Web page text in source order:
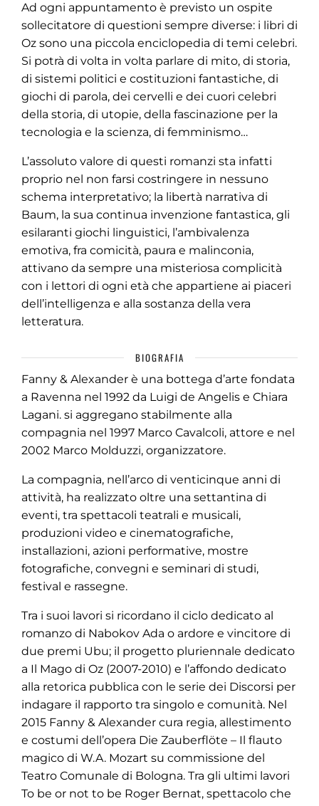
Ad ogni appuntamento è previsto un ospite
sollecitatore di questioni sempre diverse: i libri di
Oz sono una piccola enciclopedia di temi celebri.
Si potrà di volta in volta parlare di mito, di storia,
di sistemi politici e costituzioni fantastiche, di
giochi di parola, dei cervelli e dei cuori celebri
della storia, di utopie, della fascinazione per la
tecnologia e la scienza, di femminismo…
L’assoluto valore di questi romanzi sta infatti
proprio nel non farsi costringere in nessuno
schema interpretativo; la libertà narrativa di
Baum, la sua continua invenzione fantastica, gli
esilaranti giochi linguistici, l’ambivalenza
emotiva, fra comicità, paura e malinconia,
attivano da sempre una misteriosa complicità
con i lettori di ogni età che appartiene ai piaceri
dell’intelligenza e alla sostanza della vera
letteratura.
BIOGRAFIA
Fanny & Alexander è una bottega d’arte fondata
a Ravenna nel 1992 da Luigi de Angelis e Chiara
Lagani. si aggregano stabilmente alla
compagnia nel 1997 Marco Cavalcoli, attore e nel
2002 Marco Molduzzi, organizzatore.
La compagnia, nell’arco di venticinque anni di
attività, ha realizzato oltre una settantina di
eventi, tra spettacoli teatrali e musicali,
produzioni video e cinematografiche,
installazioni, azioni performative, mostre
fotografiche, convegni e seminari di studi,
festival e rassegne.
Tra i suoi lavori si ricordano il ciclo dedicato al
romanzo di Nabokov Ada o ardore e vincitore di
due premi Ubu; il progetto pluriennale dedicato
a Il Mago di Oz (2007-2010) e l’affondo dedicato
alla retorica pubblica con le serie dei Discorsi per
indagare il rapporto tra singolo e comunità. Nel
2015 Fanny & Alexander cura regia, allestimento
e costumi dell’opera Die Zauberflöte – Il flauto
magico di W.A. Mozart su commissione del
Teatro Comunale di Bologna. Tra gli ultimi lavori
To be or not to be Roger Bernat, spettacolo che